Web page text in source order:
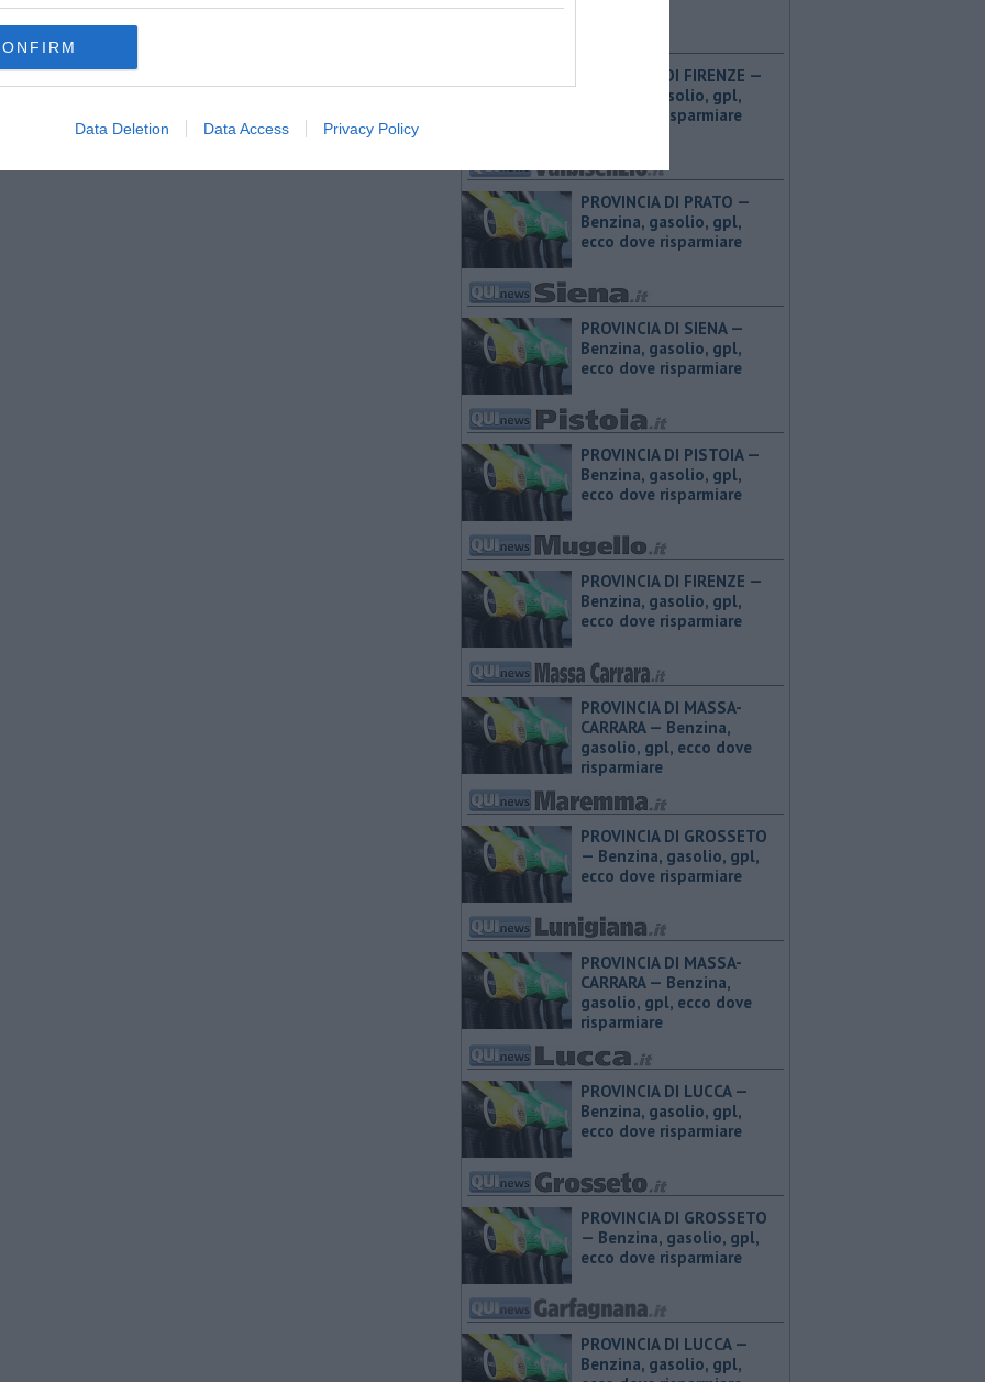
Data Deletion Data Access Privacy Policy
PROVINCIA DI FIRENZE — ​
Benzina, gasolio, gpl,
ecco dove risparmiare
PROVINCIA DI PRATO — ​
Benzina, gasolio, gpl,
ecco dove risparmiare
PROVINCIA DI SIENA — ​
Benzina, gasolio, gpl,
ecco dove risparmiare
PROVINCIA DI PISTOIA — ​
Benzina, gasolio, gpl,
ecco dove risparmiare
PROVINCIA DI FIRENZE — ​
Benzina, gasolio, gpl,
ecco dove risparmiare
PROVINCIA DI MASSA-
CARRARA — ​Benzina,
gasolio, gpl, ecco dove
risparmiare
PROVINCIA DI GROSSETO
— ​Benzina, gasolio, gpl,
ecco dove risparmiare
PROVINCIA DI MASSA-
CARRARA — ​Benzina,
gasolio, gpl, ecco dove
risparmiare
PROVINCIA DI LUCCA — ​
Benzina, gasolio, gpl,
ecco dove risparmiare
PROVINCIA DI GROSSETO
— ​Benzina, gasolio, gpl,
ecco dove risparmiare
PROVINCIA DI LUCCA — ​
Benzina, gasolio, gpl,